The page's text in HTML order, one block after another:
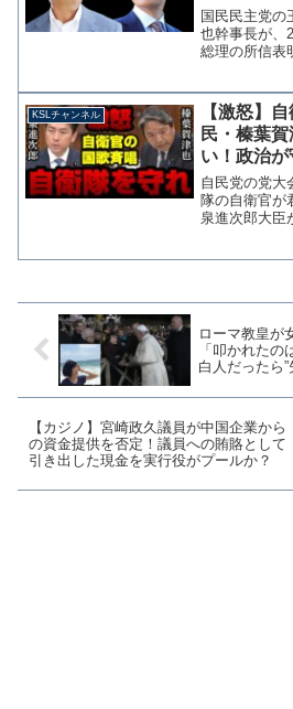
の要望で日
内容
国民民主党の
也幹事長が、
総理の所信表
る。 総理の
崎4区と参議
KSLチャンネル
【激怒】
民・榛葉
い！政治
臣を一喝
自民党の党大
隊の自衛官が
泉進次郎大臣
ローマ教皇が
「叩かれた
白人だったら”
【カジノ】宮崎政久議員が中国企業から
の資金提供を否定！議員への賄賂として
引き出した現金を実行役がプールか？